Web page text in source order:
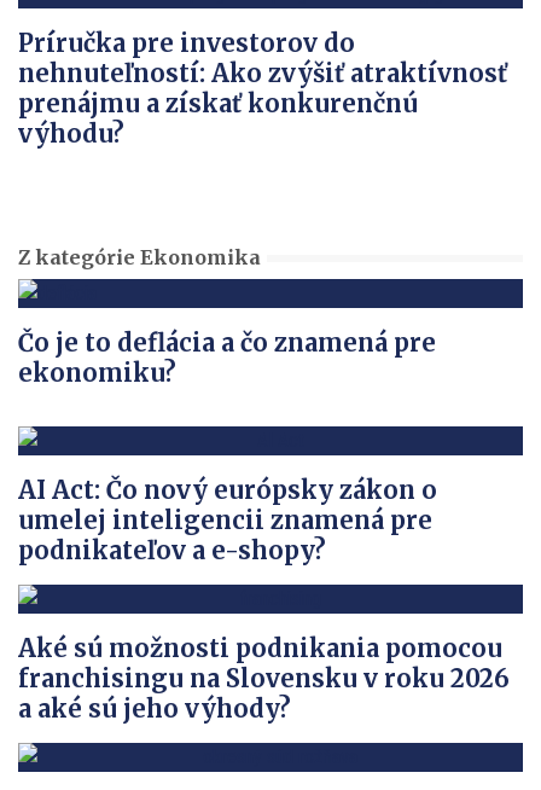
Príručka pre investorov do
nehnuteľností: Ako zvýšiť atraktívnosť
prenájmu a získať konkurenčnú
výhodu?
Z kategórie Ekonomika
Čo je to deflácia a čo znamená pre
ekonomiku?
AI Act: Čo nový európsky zákon o
umelej inteligencii znamená pre
podnikateľov a e-shopy?
Aké sú možnosti podnikania pomocou
franchisingu na Slovensku v roku 2026
a aké sú jeho výhody?